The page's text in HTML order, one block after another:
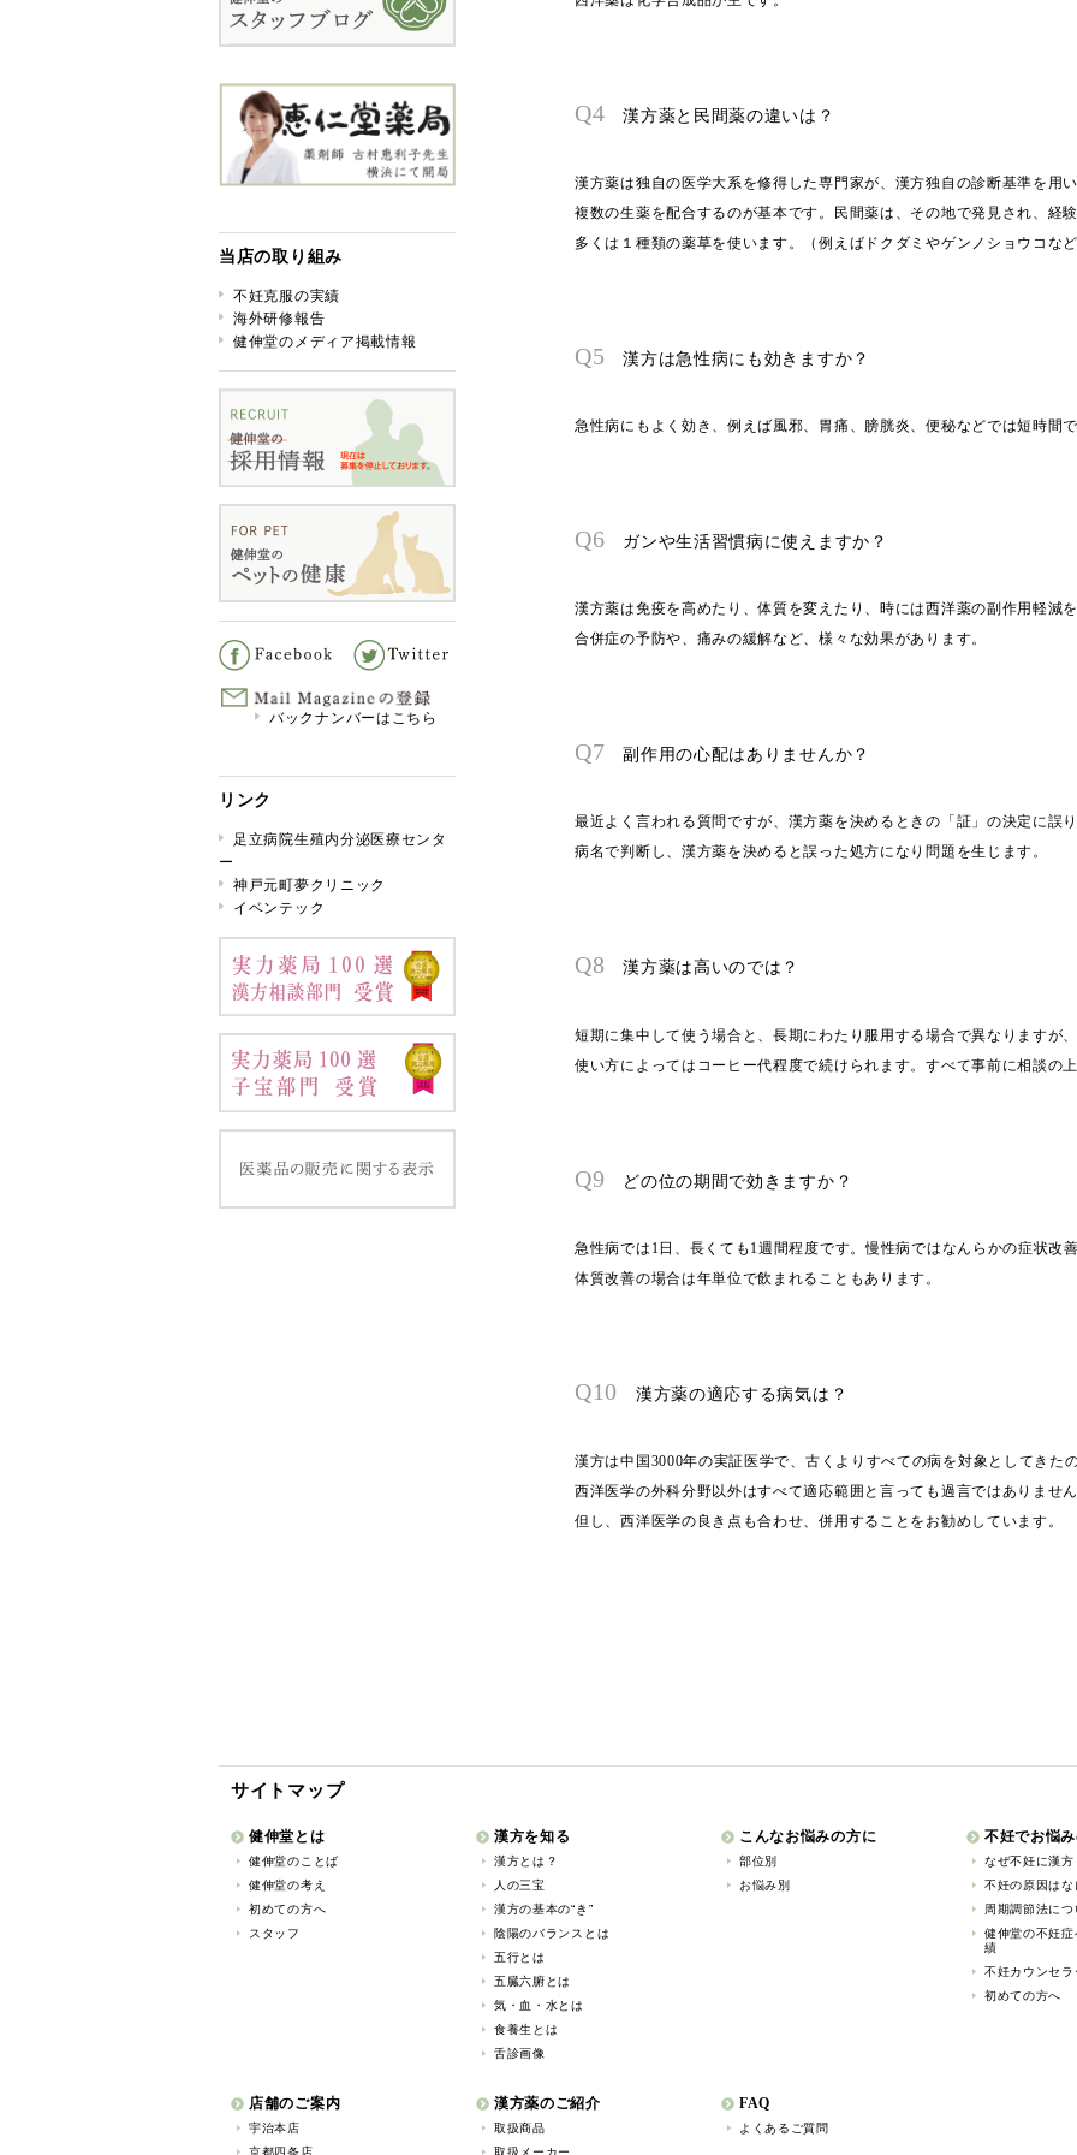
Q4 漢方薬と民間薬の違いは？
漢方薬は独自の医学大系を修得した専門家が、漢方独自の診断基準を用い
複数の生薬を配合するのが基本です。民間薬は、その地で発見され、経
多くは１種類の薬草を使います。（例えばドクダミやゲンノショウコなど
Q5 漢方は急性病にも効きますか？
急性病にもよく効き、例えば風邪、胃痛、膀胱炎、便秘などでは短時間で
Q6 ガンや生活習慣病に使えますか？
漢方薬は免疫を高めたり、体質を変えたり、時には西洋薬の副作用軽減を
合併症の予防や、痛みの緩解など、様々な効果があります。
Q7 副作用の心配はありませんか？
最近よく言われる質問ですが、漢方薬を決めるときの「証」の決定に誤
病名で判断し、漢方薬を決めると誤った処方になり問題を生じます。
Q8 漢方薬は高いのでは？
短期に集中して使う場合と、長期にわたり服用する場合で異なりますが、
使い方によってはコーヒー代程度で続けられます。すべて事前に相談の
Q9 どの位の期間で効きますか？
急性病では1日、長くても1週間程度です。慢性病ではなんらかの症状改
体質改善の場合は年単位で飲まれることもあります。
Q10 漢方薬の適応する病気は？
漢方は中国3000年の実証医学で、古くよりすべての病を対象としてきたの
西洋医学の外科分野以外はすべて適応範囲と言っても過言ではありません
但し、西洋医学の良き点も合わせ、併用することをお勧めしています。
当店の取り組み
不妊克服の実績
海外研修報告
健伸堂のメディア掲載情報
バックナンバーはこちら
リンク
足立病院生殖内分泌医療センタ
ー
神戸元町夢クリニック
イベンテック
サイトマップ
健伸堂とは
健伸堂のことば
健伸堂の考え
初めての方へ
スタッフ
漢方を知る
漢方とは？
人の三宝
漢方の基本の“き”
陰陽のバランスとは
五行とは
五臓六腑とは
気・血・水とは
食養生とは
舌診画像
こんなお悩みの方に
部位別
お悩み別
不妊でお悩
なぜ不妊に漢方
不妊の原因はな
周期調節法につ
健伸堂の不妊
績
不妊カウンセラ
初めての方へ
店舗のご案内
宇治本店
京都四条店
漢方薬のご紹介
取扱商品
取扱メーカー
FAQ
よくあるご質問